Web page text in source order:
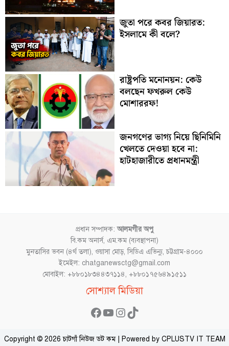
জুতা পরে কবর জিয়ারত:
ইসলামে কী বলে?
রাষ্ট্রপতি মনোনয়ন: কেউ
বলছেন ফখরুল কেউ
মোশাররফ!
জনগণের ভাগ্য নিয়ে ছিনিমিনি
খেলতে দেওয়া হবে না:
হাটহাজারীতে প্রধানমন্ত্রী
প্রধান সম্পাদক:আলমগীর অপু
বি.কম অনার্স, এম.কম (ব্যবস্থাপনা)
মুনতাসির ভবন (৪র্থ তলা), ওয়াসা মোড়, সিডিএ এভিন্যু, চট্টগ্রাম-৪০০০
ইমেইল: chatganewsctg@gmail.com
মোবাইল: +৮৮০১৮৩৪৪৩৭১১৪, +৮৮০১৭৫৬৪৯১৫১১
সোশ্যাল মিডিয়া
Facebook
YouTube
Instagram
TikTok
Copyright © 2026 চাটগাঁ নিউজ ডট কম | Powered by CPLUSTV IT TEAM